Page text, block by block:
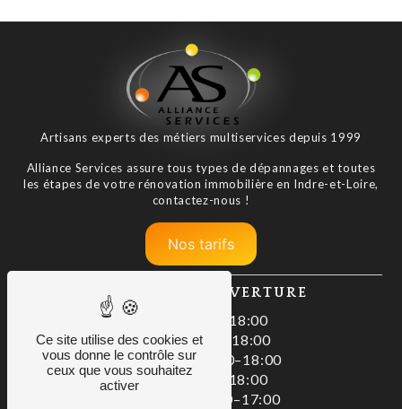
Artisans experts des métiers multiservices depuis 1999
Alliance Services assure tous types de dépannages et toutes
les étapes de votre rénovation immobilière en Indre-et-Loire,
contactez-nous !
Nos tarifs
HORAIRES D'OUVERTURE
Lundi : 08:00–18:00
Mardi : 08:00–18:00
Mercredi : 08:00–18:00
Jeudi : 08:00–18:00
Vendredi : 08:00–17:00
Ce site utilise des cookies et
vous donne le contrôle sur
ceux que vous souhaitez
activer